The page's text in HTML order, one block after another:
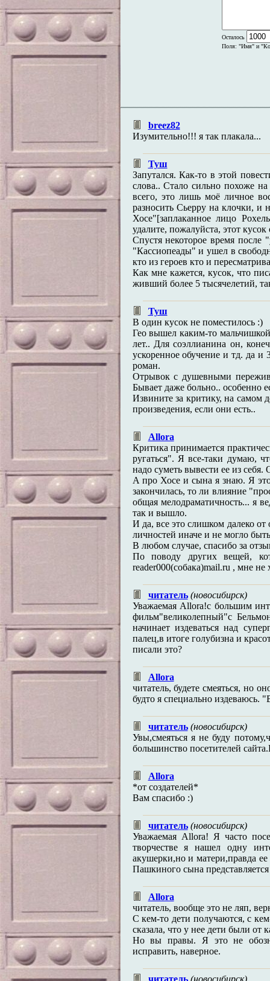
Осталось
Поля: "Имя" и
breez82
Изумительно!!! я так плакала...
Туш
Запутался. Как-то в этой
слова.. Стало сильно похоже
всего, это лишь моё личное
разносить Сьерру на клочки,
Хосе"[заплаканное лицо
удалите, пожалуйста, этот кусок
Спустя некоторое время после
"Кассиопеады" и ушел в
кто из героев кто и
Как мне кажется, кусок, что
живший более 5 тысячелетий,
Туш
В один кусок не поместилось :)
Гео вышел каким-то
лет.. Для соэллианина он,
ускоренное обучение и тд. да
роман.
Отрывок с душевными
Бывает даже больно.. особенно
Извините за критику, на самом
произведения, если они есть..
Allora
Критика принимается
ругаться". Я все-таки думаю,
надо суметь вывести ее из себя.
А про Хосе и сына я знаю. Я
закончилась, то ли влияние
общая мелодраматичность... я
так и вышло.
И да, все это слишком далеко
личностей иначе и не могло
В любом случае, спасибо за
По поводу других вещей,
reader000(собака)mail.ru , мне не
читатель (новосибирск)
Уважаемая Allora!с большим
фильм"великолепный"с
начинает издеваться над
палец,в итоге голубизна и
писали это?
Allora
читатель, будете смеяться, но
будто я специально издеваюсь.
читатель (новосибирск)
Увы,смеяться я не буду
большинство посетителей
Allora
*от создателей*
Вам спасибо :)
читатель (новосибирск)
Уважаемая Allora! Я часто
творчестве я нашел одну
акушерки,но и матери,правда
Пашкиного сына
Allora
читатель, вообще это не ляп,
С кем-то дети получаются, с
сказала, что у нее дети были от
Но вы правы. Я это не
исправить, наверное.
читатель (новосибирск)